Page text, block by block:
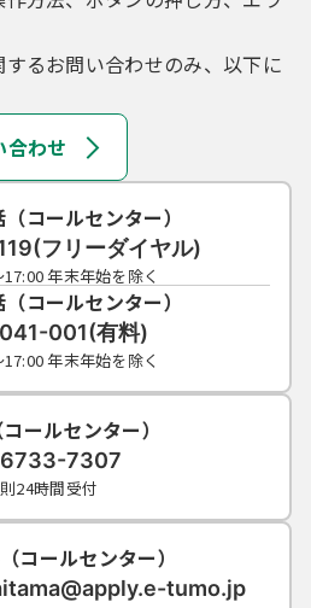
るお問い合わせのみ、以下に
合わせ
コールセンター）
フリーダイヤル)
年末年始を除く
コールセンター）
001(有料)
年末年始を除く
ールセンター）
7307
24時間受付
コールセンター）
tumo.jp